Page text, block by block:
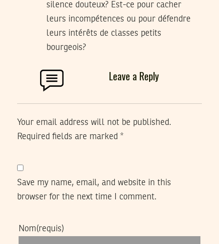
silence douteux? Est-ce pour cacher
leurs incompétences ou pour défendre
leurs intérêts de classes petits
bourgeois?
Leave a Reply
Your email address will not be published.
Required fields are marked *
Save my name, email, and website in this
browser for the next time I comment.
Nom(requis)